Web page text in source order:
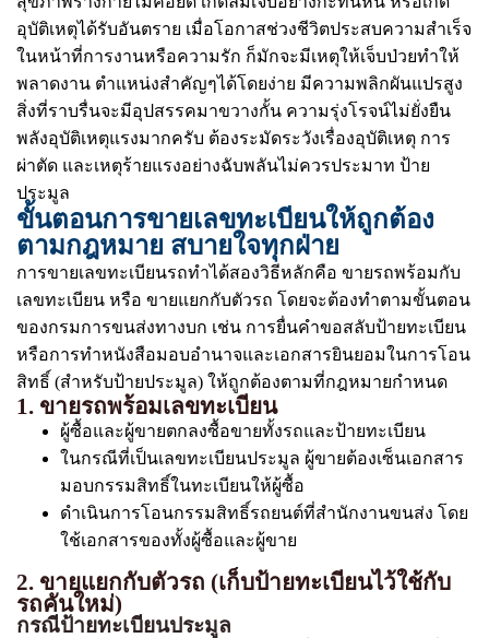
อุบัติเหตุได้รับอันตราย เมื่อโอกาสช่วงชีวิตประสบความสำเร็จ
ในหน้าที่การงานหรือความรัก ก็มักจะมีเหตุให้เจ็บป่วยทำให้
พลาดงาน ตำแหน่งสำคัญๆได้โดยง่าย มีความพลิกผันแปรสูง
สิ่งที่ราบรื่นจะมีอุปสรรคมาขวางกั้น ความรุ่งโรจน์ไม่ยั่งยืน
พลังอุบัติเหตุแรงมากครับ ต้องระมัดระวังเรื่องอุบัติเหตุ การ
ผ่าตัด และเหตุร้ายแรงอย่างฉับพลันไม่ควรประมาท ป้าย
ประมูล
ขั้นตอนการขายเลขทะเบียนให้ถูกต้อง
ตามกฎหมาย สบายใจทุกฝ่าย
การขายเลขทะเบียนรถทำได้สองวิธีหลักคือ ขายรถพร้อมกับ
เลขทะเบียน หรือ ขายแยกกับตัวรถ โดยจะต้องทำตามขั้นตอน
ของกรมการขนส่งทางบก เช่น การยื่นคำขอสลับป้ายทะเบียน
หรือการทำหนังสือมอบอำนาจและเอกสารยินยอมในการโอน
สิทธิ์ (สำหรับป้ายประมูล) ให้ถูกต้องตามที่กฎหมายกำหนด
1. ขายรถพร้อมเลขทะเบียน
ผู้ซื้อและผู้ขายตกลงซื้อขายทั้งรถและป้ายทะเบียน
ในกรณีที่เป็นเลขทะเบียนประมูล ผู้ขายต้องเซ็นเอกสาร
มอบกรรมสิทธิ์ในทะเบียนให้ผู้ซื้อ
ดำเนินการโอนกรรมสิทธิ์รถยนต์ที่สำนักงานขนส่ง โดย
ใช้เอกสารของทั้งผู้ซื้อและผู้ขาย
2. ขายแยกกับตัวรถ (เก็บป้ายทะเบียนไว้ใช้กับ
รถคันใหม่)
กรณีป้ายทะเบียนประมูล